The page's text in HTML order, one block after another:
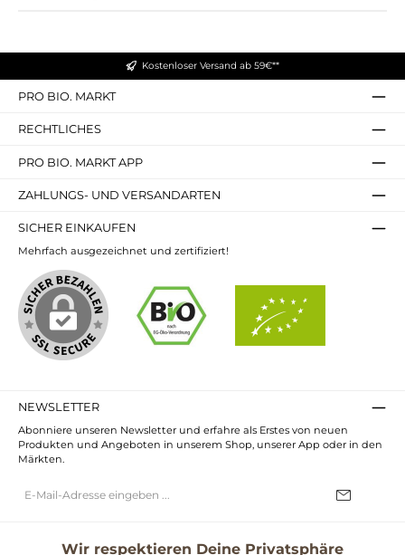
Kostenloser Versand ab 59€**
PRO BIO. MARKT
RECHTLICHES
PRO BIO. MARKT APP
ZAHLUNGS- UND VERSANDARTEN
SICHER EINKAUFEN
Mehrfach ausgezeichnet und zertifiziert!
NEWSLETTER
Abonniere unseren Newsletter und erfahre als Erstes von neuen
Produkten und Angeboten in unserem Shop, unserer App oder in den
Märkten.
Mail-
Wir respektieren Deine Privatsphäre